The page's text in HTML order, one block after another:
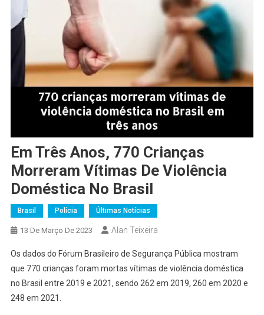
Em Três Anos, 770 Crianças
Morreram Vítimas De Violência
Doméstica No Brasil
Brasil Polícia Últimas Notícias
13 De Março De 2023 Alan Teixeira
Os dados do Fórum Brasileiro de Segurança Pública mostram
que 770 crianças foram mortas vítimas de violência doméstica
no Brasil entre 2019 e 2021, sendo 262 em 2019, 260 em 2020 e
248 em 2021.